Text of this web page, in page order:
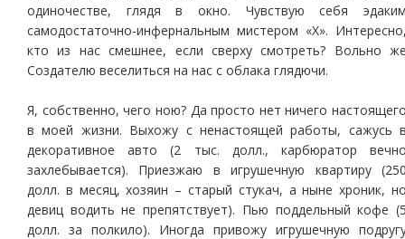
одиночестве, глядя в окно. Чувствую себя
самодостаточно-инфернальным мистером «Х».
кто из нас смешнее, если сверху смотреть? Вольно
Создателю веселиться на нас с облака глядючи.
Я, собственно, чего ною? Да просто нет ничего
в моей жизни. Выхожу с ненастоящей работы, сажусь
декоративное авто (2 тыс. долл., карбюратор
захлебывается). Приезжаю в игрушечную квартиру
долл. в месяц, хозяин – старый стукач, а ныне хроник,
девиц водить не препятствует). Пью поддельный кофе
долл. за полкило). Иногда привожу игрушечную